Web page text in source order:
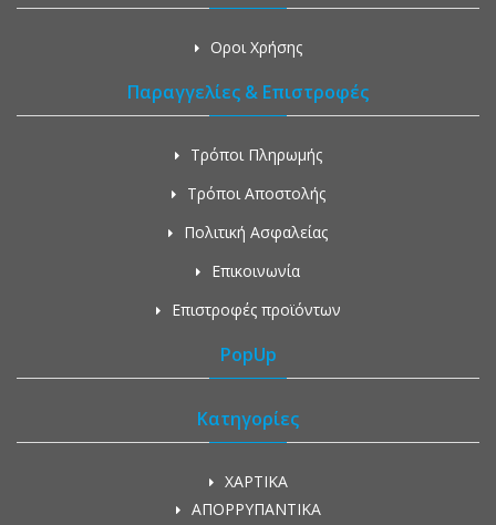
Οροι Χρήσης
Παραγγελίες & Επιστροφές
Τρόποι Πληρωμής
Τρόποι Αποστολής
Πολιτική Ασφαλείας
Επικοινωνία
Επιστροφές προϊόντων
PopUp
Κατηγορίες
ΧΑΡΤΙΚΑ
ΑΠΟΡΡΥΠΑΝΤΙΚΑ